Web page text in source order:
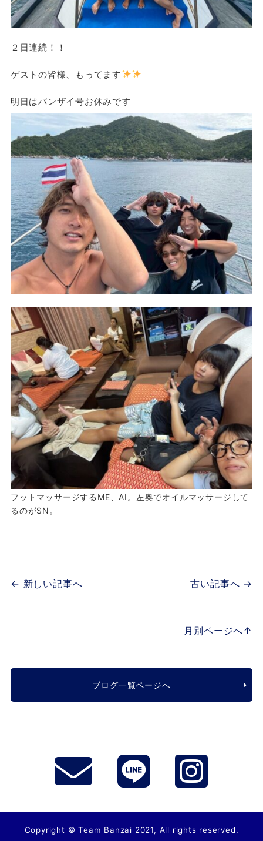
２日連続！！
ゲストの皆様、もってます
明日はバンザイ号お休みです
フットマッサージするME、AI。左奥でオイルマッサージして
るのがSN。
古い記事へ →
← 新しい記事へ
月別ページへ↑
ブログ一覧ページへ
Copyright © Team Banzai 2021, All rights reserved.